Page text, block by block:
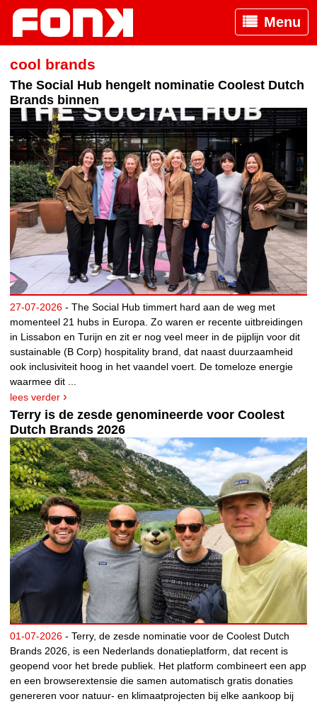
Menu
cool brands
The Social Hub hengelt nominatie Coolest Dutch
Brands binnen
27-07-2026 - The Social Hub timmert hard aan de weg met
momenteel 21 hubs in Europa. Zo waren er recente uitbreidingen
in Lissabon en Turijn en zit er nog veel meer in de pijplijn voor dit
sustainable (B Corp) hospitality brand, dat naast duurzaamheid
ook inclusiviteit hoog in het vaandel voert. De tomeloze energie
waarmee dit ...
lees verder
Terry is de zesde genomineerde voor Coolest
Dutch Brands 2026
01-07-2026 - Terry, de zesde nominatie voor de Coolest Dutch
Brands 2026, is een Nederlands donatieplatform, dat recent is
geopend voor het brede publiek. Het platform combineert een app
en een browserextensie die samen automatisch gratis donaties
genereren voor natuur- en klimaatprojecten bij elke aankoop bij